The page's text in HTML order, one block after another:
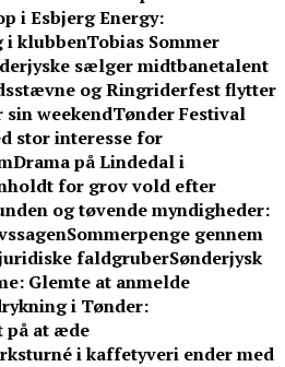
i Esbjerg Energy:
klubbenTobias Sommer
sælger midtbanetalent
og Ringriderfest flytter
sin weekendTønder Festival
stor interesse for
Drama på Lindedal i
for grov vold efter
og tøvende myndigheder:
Sommerpenge gennem
faldgruberSønderjysk
Glemte at anmelde
i Tønder:
på at æde
i kaffetyveri ender med